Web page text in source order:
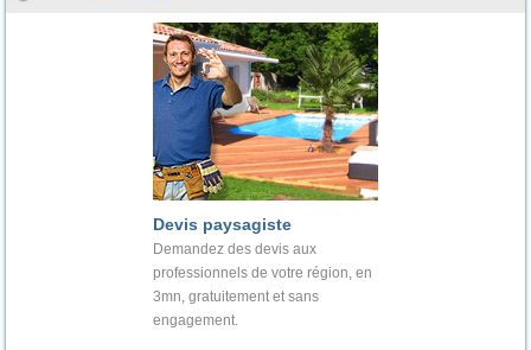
Devis paysagiste
Demandez des devis aux
professionnels de votre région, en
3mn, gratuitement et sans
engagement.